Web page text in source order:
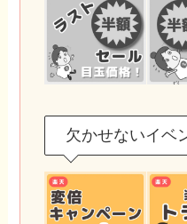
欠かせないイベ